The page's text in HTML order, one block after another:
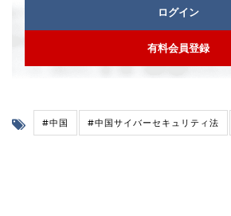
ログイン
有料会員登録
#中国 #中国サイバーセキュリティ法